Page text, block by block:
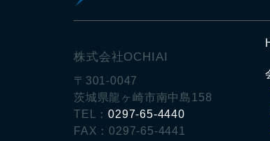
株式会社OCHIAI
〒301-0047
茨城県龍ヶ崎市南中島158
TEL：0297-65-4440
FAX：0297-65-4441